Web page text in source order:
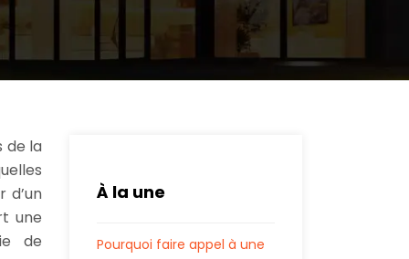
de la
d’un
une
de
À la une
Pourquoi faire appel à une